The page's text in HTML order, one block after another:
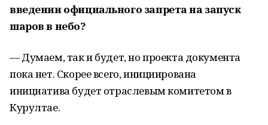
введении официального запрета на запуск
шаров в небо?
— Думаем, так и будет, но проекта документа
пока нет. Скорее всего, инициирована
инициатива будет отраслевым комитетом в
Курултае.